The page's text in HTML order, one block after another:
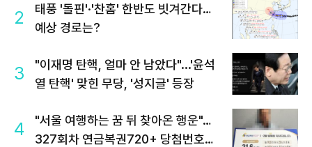
2
태풍 '돌핀'·'찬홈' 한반도 빗겨간다…
예상 경로는?
3
"이재명 탄핵, 얼마 안 남았다"...'윤석
열 탄핵' 맞힌 무당, '성지글' 등장
4
"서울 여행하는 꿈 뒤 찾아온 행운"…
327회차 연금복권720+ 당첨번호조